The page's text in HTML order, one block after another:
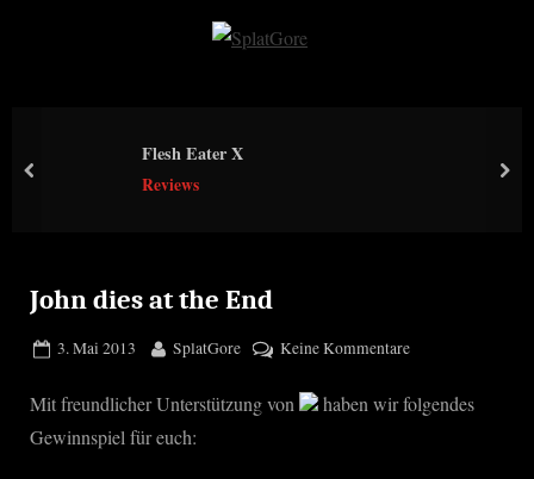
Flesh Eater X
Reviews
prev
John dies at the End
Posted
3. Mai 2013 By
SplatGore Keine Kommentarezu
dies
Mit freundlicher Unterstützung von
haben wir folgendes
Gewinnspiel für euch: